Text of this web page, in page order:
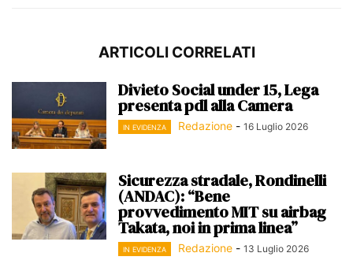
ARTICOLI CORRELATI
Divieto Social under 15, Lega
presenta pdl alla Camera
IN EVIDENZA Redazione - 16 Luglio 2026
Sicurezza stradale, Rondinelli
(ANDAC): “Bene
provvedimento MIT su airbag
Takata, noi in prima linea”
IN EVIDENZA Redazione - 13 Luglio 2026